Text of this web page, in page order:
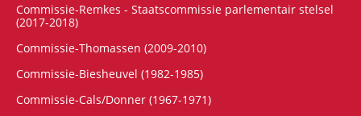
Commissie-Remkes - Staatscommissie parlementair stelsel
(2017-2018)
Commissie-Thomassen (2009-2010)
Commissie-Biesheuvel (1982-1985)
Commissie-Cals/Donner (1967-1971)